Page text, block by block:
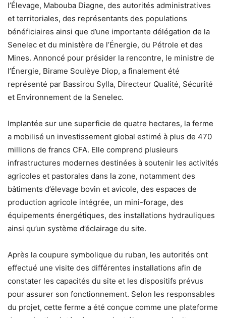
l’Élevage, Mabouba Diagne, des autorités administratives
et territoriales, des représentants des populations
bénéficiaires ainsi que d’une importante délégation de la
Senelec et du ministère de l’Énergie, du Pétrole et des
Mines. Annoncé pour présider la rencontre, le ministre de
l’Énergie, Birame Soulèye Diop, a finalement été
représenté par Bassirou Sylla, Directeur Qualité, Sécurité
et Environnement de la Senelec.
Implantée sur une superficie de quatre hectares, la ferme
a mobilisé un investissement global estimé à plus de 470
millions de francs CFA. Elle comprend plusieurs
infrastructures modernes destinées à soutenir les activités
agricoles et pastorales dans la zone, notamment des
bâtiments d’élevage bovin et avicole, des espaces de
production agricole intégrée, un mini-forage, des
équipements énergétiques, des installations hydrauliques
ainsi qu’un système d’éclairage du site.
Après la coupure symbolique du ruban, les autorités ont
effectué une visite des différentes installations afin de
constater les capacités du site et les dispositifs prévus
pour assurer son fonctionnement. Selon les responsables
du projet, cette ferme a été conçue comme une plateforme